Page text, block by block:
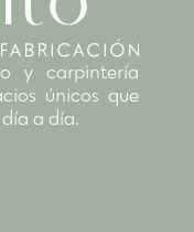
y carpintería
únicos que
a día.